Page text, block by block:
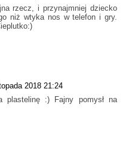
rzecz, i przynajmniej dziecko
niż wtyka nos w telefon i gry.
2018 21:24
plastelinę :) Fajny pomysł na